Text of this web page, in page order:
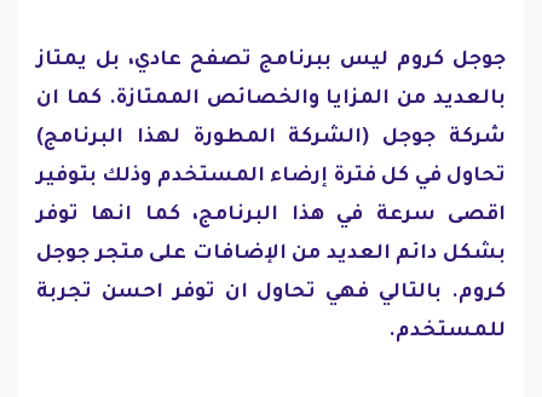
جوجل كروم ليس ببرنامج تصفح عادي، بل يمتاز
بالعديد من المزايا والخصائص الممتازة. كما ان
شركة جوجل (الشركة المطورة لهذا البرنامج)
تحاول في كل فترة إرضاء المستخدم وذلك بتوفير
اقصى سرعة في هذا البرنامج، كما انها توفر
بشكل دائم العديد من الإضافات على متجر جوجل
كروم. بالتالي فهي تحاول ان توفر احسن تجربة
للمستخدم.